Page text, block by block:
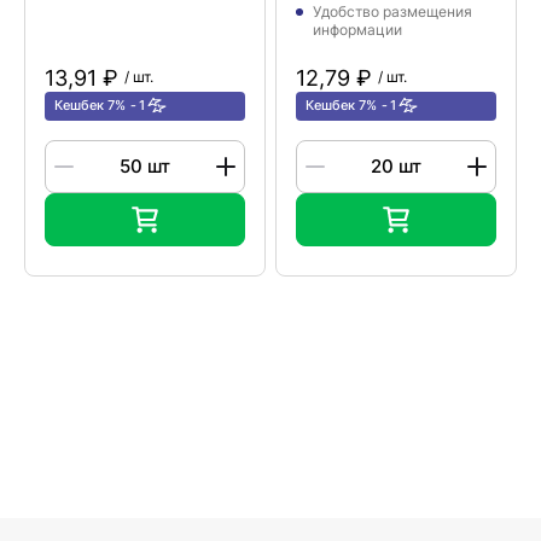
13,91 ₽ / шт.
Кешбек 7% 1
Удобство размещения
информации
12,79 ₽ / шт.
Кешбек 7% 1